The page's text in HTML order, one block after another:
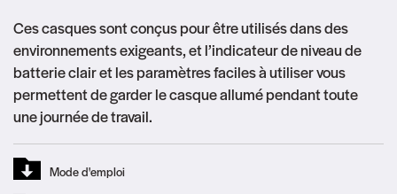
Ces casques sont conçus pour être utilisés dans des
environnements exigeants, et l’indicateur de niveau de
batterie clair et les paramètres faciles à utiliser vous
permettent de garder le casque allumé pendant toute
une journée de travail.
Mode d'emploi